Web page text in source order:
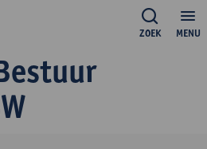
MENU
ZOEK